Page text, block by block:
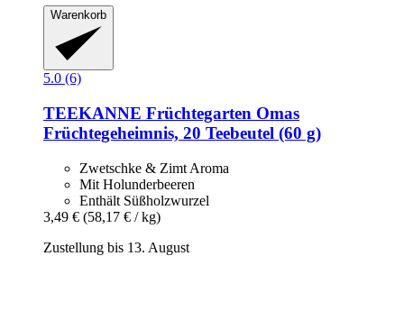
Warenkorb
5.0 (6)
TEEKANNE Früchtegarten Omas
Früchtegeheimnis, 20 Teebeutel (60 g)
Zwetschke & Zimt Aroma
Mit Holunderbeeren
Enthält Süßholzwurzel
3,49 € (58,17 € / kg)
Zustellung bis 13. August